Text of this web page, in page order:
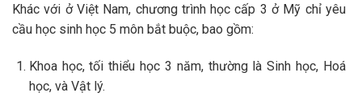
Khác với ở Việt Nam, chương trình học cấp 3 ở Mỹ chỉ yêu
cầu học sinh học 5 môn bắt buộc, bao gồm:
Khoa học, tối thiểu học 3 năm, thường là Sinh học, Hoá
học, và Vật lý.